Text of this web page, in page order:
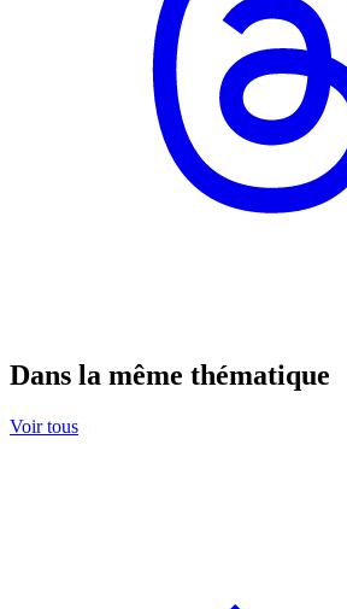
Dans la même thématique
Voir tous